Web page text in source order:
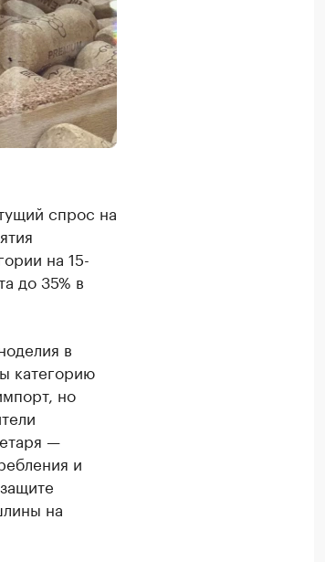
спрос на
на 15-
до 35% в
в
категорию
но
—
и
на